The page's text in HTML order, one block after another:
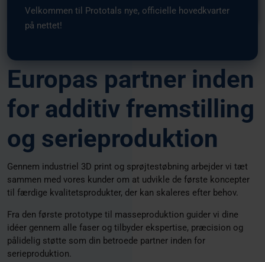
Velkommen til Prototals nye, officielle hovedkvarter
på nettet!
Europas partner inden
for additiv fremstilling
og serieproduktion
Gennem industriel 3D print og sprøjtestøbning arbejder vi tæt
sammen med vores kunder om at udvikle de første koncepter
til færdige kvalitetsprodukter, der kan skaleres efter behov.
Fra den første prototype til masseproduktion guider vi dine
idéer gennem alle faser og tilbyder ekspertise, præcision og
pålidelig støtte som din betroede partner inden for
serieproduktion.